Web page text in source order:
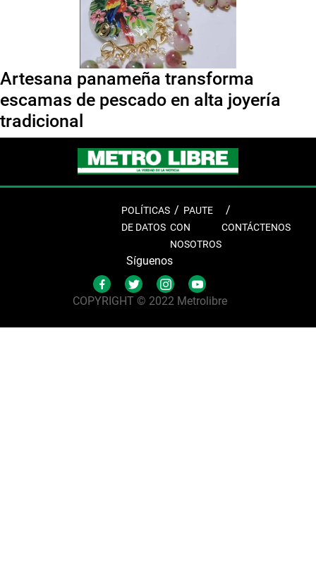
Artesana panameña transforma
escamas de pescado en alta joyería
tradicional
POLÍTICAS
DE DATOS
PAUTE
CON
NOSOTROS
CONTÁCTENOS
Síguenos
COPYRIGHT © 2022 Metrolibre